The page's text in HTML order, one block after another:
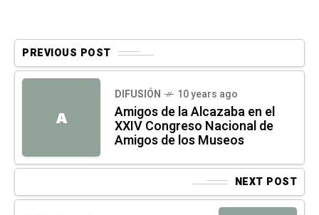
PREVIOUS POST
A
DIFUSIÓN 10 years ago
Amigos de la Alcazaba en el
XXIV Congreso Nacional de
Amigos de los Museos
NEXT POST